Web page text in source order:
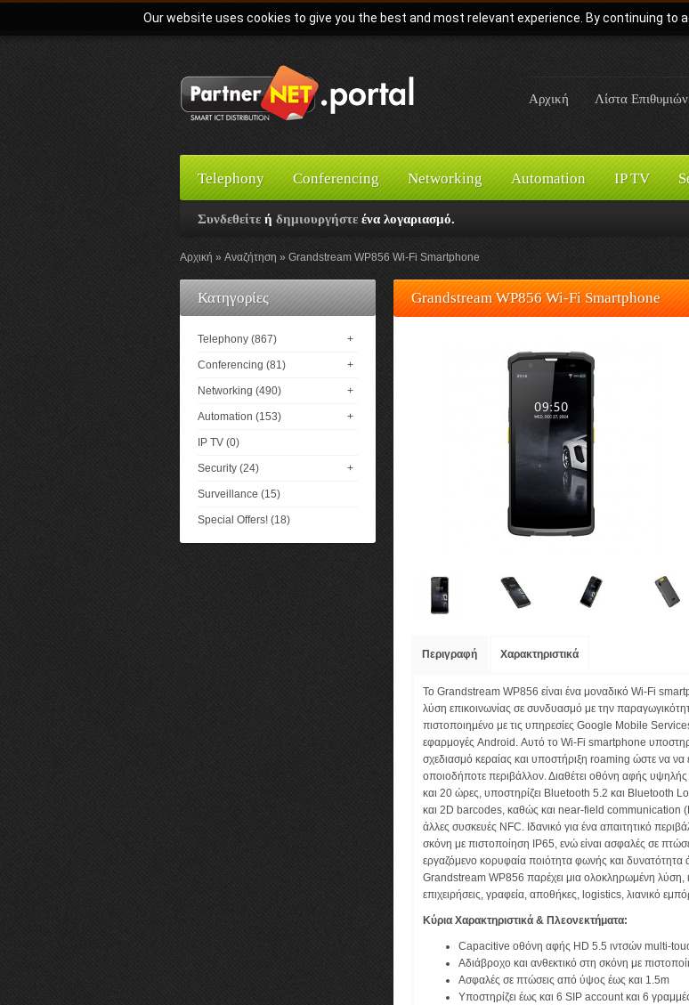
Our website uses cookies to give you the best and most relevant experience. By continuing to
Αρχική Λίστα
Telephony Conferencing Networking Automation IP TV
Συνδεθείτε ή δημιουργήστε ένα λογαριασμό.
Αρχική Αναζήτηση Grandstream WP856 Wi-Fi Smartphone
Κατηγορίες
Telephony (867) +
Conferencing (81) +
Networking (490) +
Automation (153) +
IP TV (0)
Security (24) +
Surveillance (15)
Special Offers! (18)
Grandstream WP856 Wi-Fi Smartphone
Περιγραφή Χαρακτηριστικά
Το Grandstream WP856 είναι ένα μοναδικό Wi-Fi
λύση επικοινωνίας σε συνδυασμό με την
πιστοποιημένο με τις υπηρεσίες Google Mobile
εφαρμογές Android. Αυτό το Wi-Fi smartphone
σχεδιασμό κεραίας και υποστήριξη roaming ώστε να να
οποιοδήποτε περιβάλλον. Διαθέτει οθόνη αφής υψηλής
και 20 ώρες, υποστηρίζει Bluetooth 5.2 και Bluetooth
και 2D barcodes, καθώς και near-field communication
άλλες συσκευές NFC. Ιδανικό για ένα απαιτητικό
σκόνη με πιστοποίηση IP65, ενώ είναι ασφαλές σε
εργαζόμενο κορυφαία ποιότητα φωνής και
Grandstream WP856 παρέχει μια ολοκληρωμένη λύση,
επιχειρήσεις, γραφεία, αποθήκες, logistics, λιανικό
Κύρια Χαρακτηριστικά & Πλεονεκτήματα:
Capacitive οθόνη αφής HD 5.5 ιντσών multi-
Αδιάβροχο και ανθεκτικό στη σκόνη με
Ασφαλές σε πτώσεις από ύψος έως και 1.5m
Υποστηρίζει έως και 6 SIP account και 6